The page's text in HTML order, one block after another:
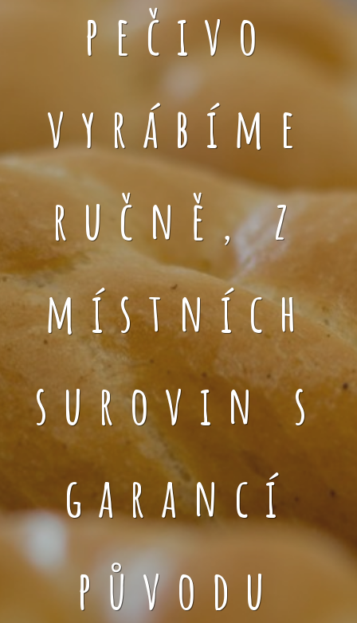
pečivo
vyrábíme
ručně, z
místních
surovin s
garancí
původu